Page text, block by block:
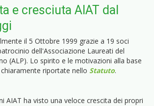
e cresciuta AIAT dal
il 5 Ottobre 1999 grazie a 19 soci
dell'Associazione Laureati del
(ALP). Lo spirito e le motivazioni alla base
riportate nello Statuto.
AIAT ha visto una veloce crescita dei propri